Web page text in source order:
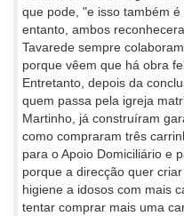
que pode, "e isso também
entanto, ambos
Tavarede sempre
porque vêem que há obra
Entretanto, depois da
quem passa pela igreja
Martinho, já construíram
como compraram três
para o Apoio Domiciliário e
porque a direcção quer
higiene a idosos com mais
tentar comprar mais uma